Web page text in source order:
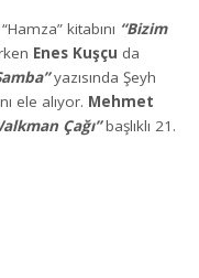
kitabını “Bizim
Enes Kuşçu da
yazısında Şeyh
ele alıyor. Mehmet
Çağı”başlıklı 21.